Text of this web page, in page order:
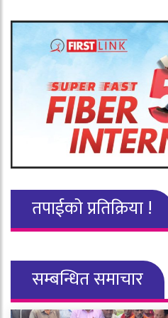
तपाईको प्रतिक्रिया !
सम्बन्धित समाचार